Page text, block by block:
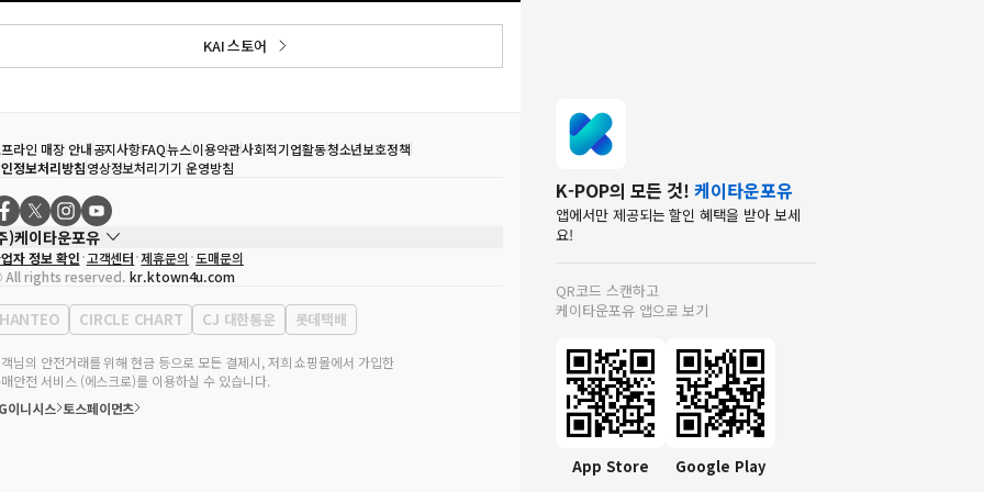
KAI 스토어
라인 매장 안내공지사항FAQ뉴스이용약관사회적기업활동청소년보호정책
정보처리방침영상정보처리기기 운영방침
)케이타운포유
자
송효민
업자등록번호
120-87-71116
판매업 신고번호 제2011-서울강남-02223
표전화
02-552-9855
자 정보 확인 고객센터 제휴문의 도매문의
rights reserved. kr.ktown4u.com
HANTEO CIRCLE CHART CJ 대한통운 롯데택배
님의 안전거래를 위해 현금 등으로 모든 결제시, 저희 쇼핑몰에서 가입한
안전 서비스 (에스크로)를 이용하실 수 있습니다.
이니시스 토스페이먼츠
K-POP의 모든 것! 케이타운포유
앱에서만 제공되는 할인 혜택을 받아 보세
요!
QR코드 스캔하고
케이타운포유 앱으로 보기
App Store Google Play